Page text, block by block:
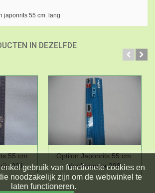
japonrits 55 cm. lang
IN DEZELFDE
55 cm.
001
Optilon Japonrits 55 cm.
donkeraqua 298
gebruik van functionele cookies en
noodzakelijk zijn om de webwinkel te
laten functioneren.